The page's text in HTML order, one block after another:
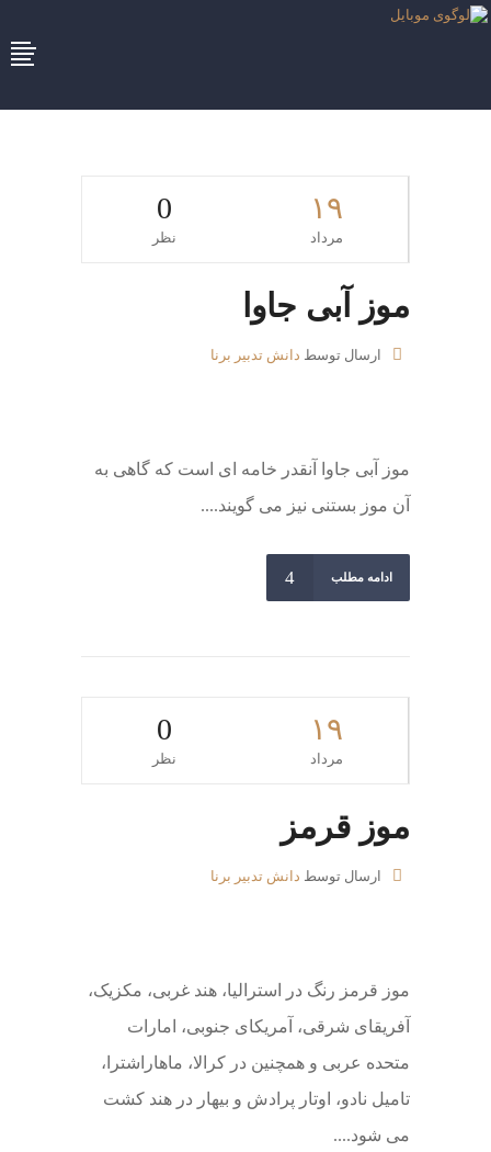
۱۹
مرداد
0
نظر
موز آبی جاوا
ارسال توسط دانش تدبیر برنا
موز آبی جاوا آنقدر خامه ای است که گاهی به
آن موز بستنی نیز می گویند....
ادامه مطلب
۱۹
مرداد
0
نظر
موز قرمز
ارسال توسط دانش تدبیر برنا
موز قرمز رنگ در استرالیا، هند غربی، مکزیک،
آفریقای شرقی، آمریکای جنوبی، امارات
متحده عربی و همچنین در کرالا، ماهاراشترا،
تامیل نادو، اوتار پرادش و بیهار در هند کشت
می شود....